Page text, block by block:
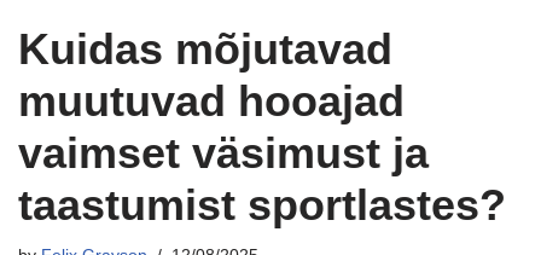
Kuidas mõjutavad
muutuvad hooajad
vaimset väsimust ja
taastumist sportlastes?